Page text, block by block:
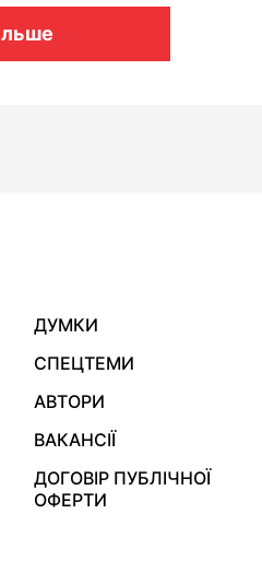
ДУМКИ
СПЕЦТЕМИ
АВТОРИ
ВАКАНСІЇ
ДОГОВІР ПУБЛІЧНОЇ
ОФЕРТИ